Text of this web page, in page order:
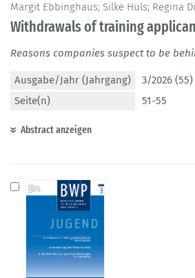
Margit Ebbinghaus; Silke Hüls; Regina
Withdrawals of training
Reasons companies suspect to be
Ausgabe/Jahr (Jahrgang)
3/2026 (55)
Seite(n)
51-55
Abstract anzeigen